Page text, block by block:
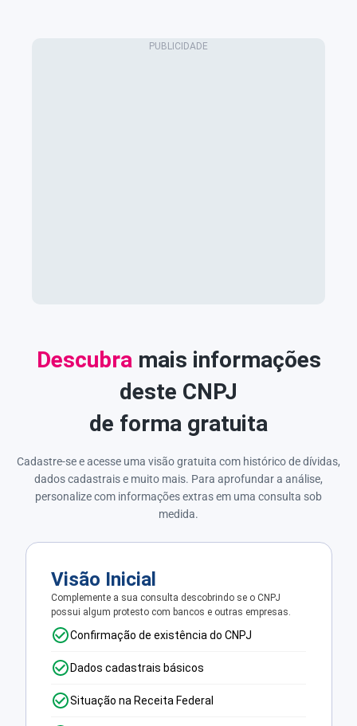
Descubramais informações
deste CNPJ
de forma gratuita
Cadastre-se e acesse uma visão gratuita com histórico de dívidas,
dados cadastrais e muito mais. Para aprofundar a análise,
personalize com informações extras em uma consulta sob
medida.
Visão Inicial
Complemente a sua consulta descobrindo se o CNPJ
possui algum protesto com bancos e outras empresas.
Confirmação de existência do CNPJ
Dados cadastrais básicos
Situação na Receita Federal